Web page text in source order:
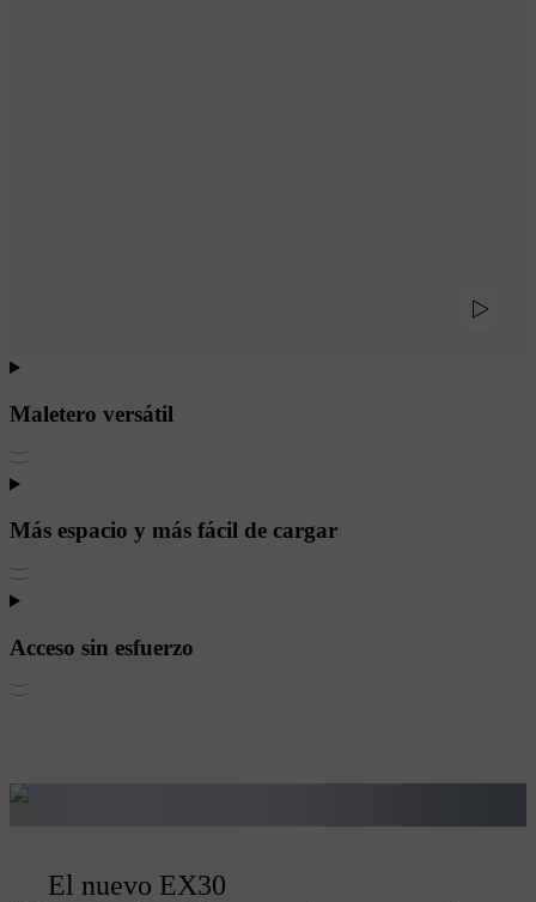
Maletero versátil
Más espacio y más fácil de cargar
Acceso sin esfuerzo
El nuevo EX30